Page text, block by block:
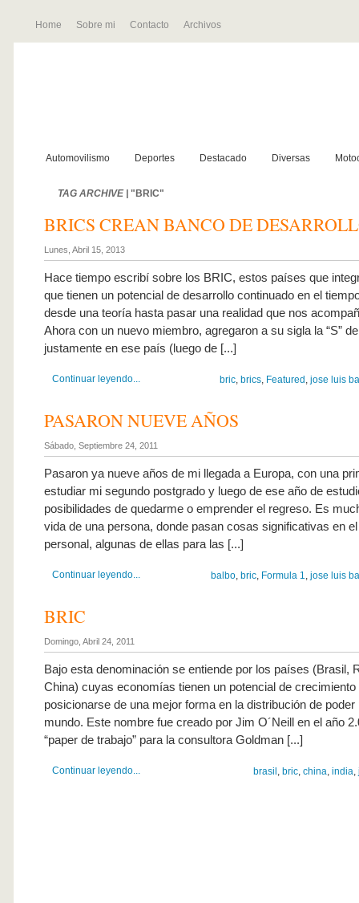
Home Sobre mi Contacto Archivos
Automovilismo Deportes Destacado Diversas
TAG ARCHIVE | "BRIC"
BRICS CREAN BANCO DE
Lunes, Abril 15, 2013
Hace tiempo escribí sobre los BRIC, estos países que
que tienen un potencial de desarrollo continuado en el
desde una teoría hasta pasar una realidad que nos
Ahora con un nuevo miembro, agregaron a su sigla la “S”
justamente en ese país (luego de [...]
Continuar leyendo... bric, brics, Featured , jose luis
PASARON NUEVE AÑOS
Sábado, Septiembre 24, 2011
Pasaron ya nueve años de mi llegada a Europa, con una
estudiar mi segundo postgrado y luego de ese año de
posibilidades de quedarme o emprender el regreso. Es
vida de una persona, donde pasan cosas significativas en
personal, algunas de ellas para las [...]
Continuar leyendo... balbo, bric, Formula 1, jose luis
BRIC
Domingo, Abril 24, 2011
Bajo esta denominación se entiende por los países (Brasil,
China) cuyas economías tienen un potencial de
posicionarse de una mejor forma en la distribución de poder
mundo. Este nombre fue creado por Jim O´Neill en el año
“paper de trabajo” para la consultora Goldman [...]
Continuar leyendo... brasil , bric, china, india,